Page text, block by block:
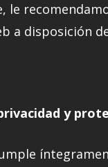
le
a disposición
y